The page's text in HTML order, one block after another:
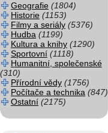
Geografie (1804)
Historie (1153)
Filmy a seriály (5376)
Hudba (1199)
Kultura a knihy (1290)
Sportovní (1118)
Humanitní, společenské
(310)
Přírodní vědy (1756)
Počítače a technika (847)
Ostatní (2175)